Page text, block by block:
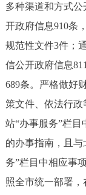
个人服务
便民服务
中介服务
12345网上接诉
多种渠道和方式
开政府信息910条
规范性文件3件；
信公开政府信息
689条。严格做好
策文件、依法行政
站“办事服务”栏
的办事指南，且与
务”栏目中相应事
照全市统一部署，